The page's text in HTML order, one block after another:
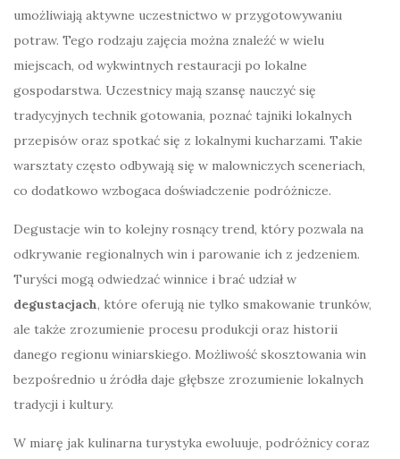
umożliwiają aktywne uczestnictwo w przygotowywaniu
potraw. Tego rodzaju zajęcia można znaleźć w wielu
miejscach, od wykwintnych restauracji po lokalne
gospodarstwa. Uczestnicy mają szansę nauczyć się
tradycyjnych technik gotowania, poznać tajniki lokalnych
przepisów oraz spotkać się z lokalnymi kucharzami. Takie
warsztaty często odbywają się w malowniczych sceneriach,
co dodatkowo wzbogaca doświadczenie podróżnicze.
Degustacje win to kolejny rosnący trend, który pozwala na
odkrywanie regionalnych win i parowanie ich z jedzeniem.
Turyści mogą odwiedzać winnice i brać udział w
degustacjach, które oferują nie tylko smakowanie trunków,
ale także zrozumienie procesu produkcji oraz historii
danego regionu winiarskiego. Możliwość skosztowania win
bezpośrednio u źródła daje głębsze zrozumienie lokalnych
tradycji i kultury.
W miarę jak kulinarna turystyka ewoluuje, podróżnicy coraz